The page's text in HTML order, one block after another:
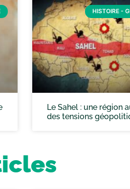
HISTOIRE -
Le Sahel : une région
des tensions